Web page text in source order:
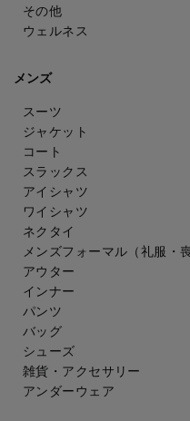
その他
ウェルネス
メンズ
スーツ
ジャケット
コート
スラックス
アイシャツ
ワイシャツ
ネクタイ
メンズフォーマル （礼服・
アウター
インナー
パンツ
バッグ
シューズ
雑貨・アクセサリー
アンダーウェア